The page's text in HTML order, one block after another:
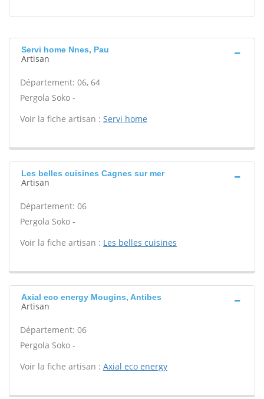
Servi home Nnes, Pau
Artisan
Département: 06, 64
Pergola Soko -
Voir la fiche artisan : Servi home
Les belles cuisines Cagnes sur mer
Artisan
Département: 06
Pergola Soko -
Voir la fiche artisan : Les belles cuisines
Axial eco energy Mougins, Antibes
Artisan
Département: 06
Pergola Soko -
Voir la fiche artisan : Axial eco energy